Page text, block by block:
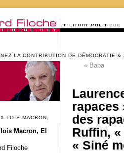
LA CONTRIBUTION DE DÉMOCRATIE &
«Baba
rapaces
des
Ruffin,
« Siné
LOIS MACRON,
Macron, El
Filoche